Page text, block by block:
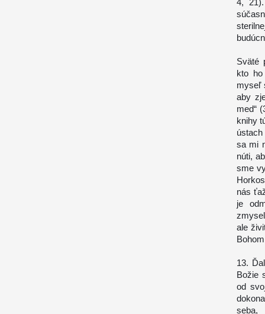
4,
Sväté
kto
myseľ
aby
med“
knihy
sa mi
núti,
sme
nás
je
ale
13.
Božie
od
seba,